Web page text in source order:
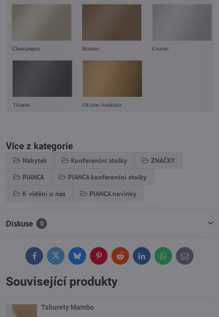
Více z kategorie
Nábytek Konferenční stolky
ZNAČKY
PIANCA
PIANCA konferenční stolky
K vidění u nás
PIANCA novinky
Diskuse 0
FacebookTwitterBlueskyPinterestReddit LinkedInWhatsApp
E-
mail
Související produkty
Taburety Mambo